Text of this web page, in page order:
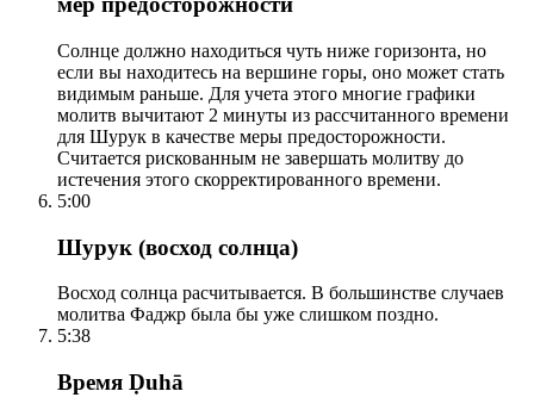
Солнце должно находиться чуть ниже горизонта, но
если вы находитесь на вершине горы, оно может стать
видимым раньше. Для учета этого многие графики
молитв вычитают 2 минуты из рассчитанного времени
для Шурук в качестве меры предосторожности.
Считается рискованным не завершать молитву до
истечения этого скорректированного времени.
5:00
Шурук (восход солнца)
Восход солнца расчитывается. В большинстве случаев
молитва Фаджр была бы уже слишком поздно.
5:38
Время Ḍuhā